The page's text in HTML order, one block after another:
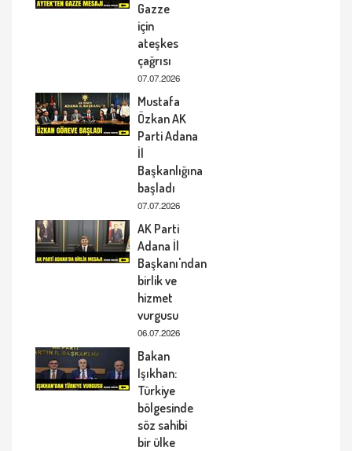
Gazze
için
ateşkes
çağrısı
07.07.2026
Mustafa
Özkan AK
Parti Adana
İl
Başkanlığına
başladı
07.07.2026
AK Parti
Adana İl
Başkanı'ndan
birlik ve
hizmet
vurgusu
06.07.2026
Bakan
Işıkhan:
Türkiye
bölgesinde
söz sahibi
bir ülke